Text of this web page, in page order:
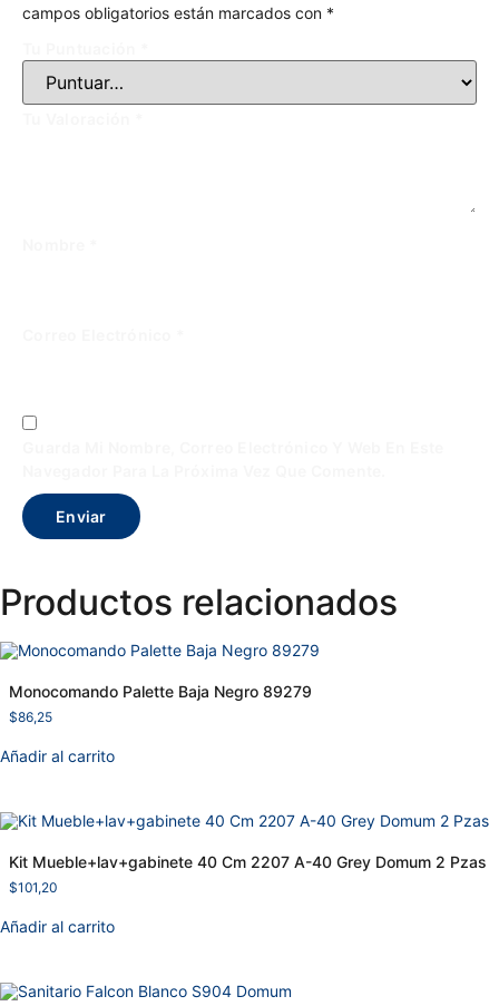
campos obligatorios están marcados con *
Productos relacionados
Monocomando Palette Baja Negro 89279
$86,25
Añadir al carrito
Kit Mueble+lav+gabinete 40 Cm 2207 A-40 Grey Domum 2 Pzas
$101,20
Añadir al carrito